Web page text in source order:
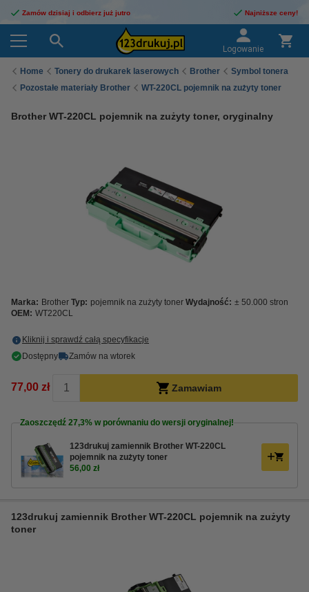
Zamów dzisiaj i odbierz już jutro Najniższe ceny!
Logowanie
Home Tonery do drukarek laserowych Brother
Symbol tonera
Pozostałe materiały Brother
WT-220CL pojemnik na zużyty toner
Brother WT-220CL pojemnik na zużyty toner, oryginalny
Marka: Brother Typ: pojemnik na zużyty toner Wydajność: ± 50.000 stron
OEM: WT220CL
Kliknij i sprawdź całą specyfikacje
Dostępny
Zamów na wtorek
77,00 zł Zamawiam
Zaoszczędź 27,3% w porównaniu do wersji oryginalnej!
123drukuj zamiennik Brother WT-220CL
pojemnik na zużyty toner
56,00 zł
123drukuj zamiennik Brother WT-220CL pojemnik na zużyty
toner